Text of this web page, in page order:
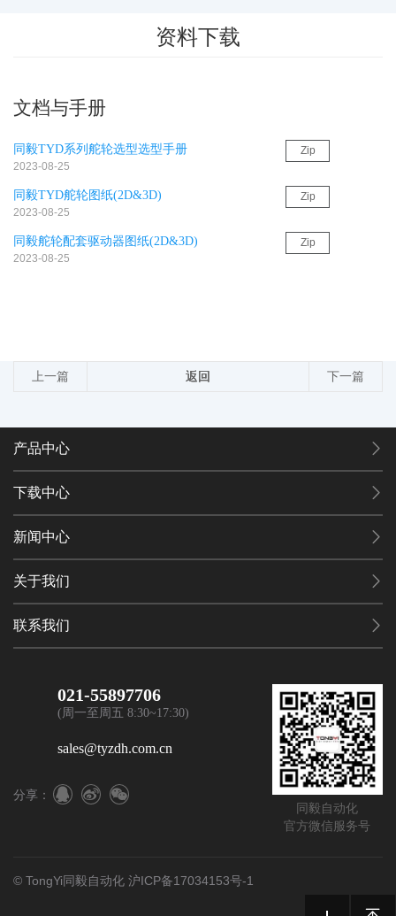
资料下载
文档与手册
同毅TYD系列舵轮选型选型手册
2023-08-25
Zip
同毅TYD舵轮图纸(2D&3D)
2023-08-25
Zip
同毅舵轮配套驱动器图纸(2D&3D)
2023-08-25
Zip
下一篇
上一篇 返回
返回
返回
产品中心
下载中心
新闻中心
关于我们
联系我们
021-55897706
(周一至周五 8:30~17:30)
sales@tyzdh.com.cn
分享：
同毅自动化
官方微信服务号
© TongYi同毅自动化 沪ICP备17034153号-1